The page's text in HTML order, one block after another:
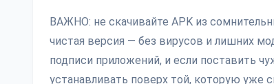
ВАЖНО: не скачивайте APK из
чистая версия — без вирусов и лишних
подписи приложений, и если поставить
устанавливать поверх той, которую уже